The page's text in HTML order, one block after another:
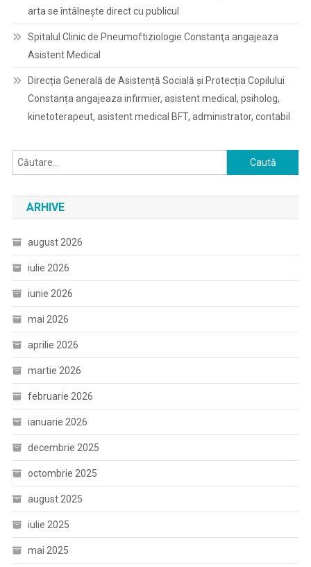
arta se întâlnește direct cu publicul
Spitalul Clinic de Pneumoftiziologie Constanţa angajeaza
Asistent Medical
Direcția Generală de Asistență Socială și Protecția Copilului
Constanța angajeaza infirmier, asistent medical, psiholog,
kinetoterapeut, asistent medical BFT, administrator, contabil
Caută
după:
ARHIVE
august 2026
iulie 2026
iunie 2026
mai 2026
aprilie 2026
martie 2026
februarie 2026
ianuarie 2026
decembrie 2025
octombrie 2025
august 2025
iulie 2025
mai 2025